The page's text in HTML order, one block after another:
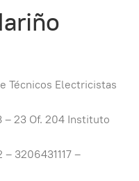
Técnicos Electricistas
– 23 Of. 204 Instituto
3206431117 –